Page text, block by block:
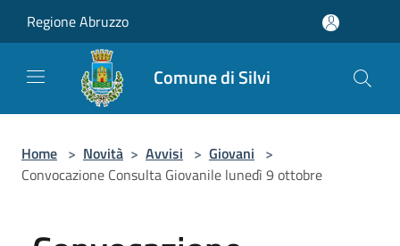
Regione Abruzzo
Comune di Silvi
Home > Novità > Avvisi > Giovani >
Convocazione Consulta Giovanile lunedì 9 ottobre